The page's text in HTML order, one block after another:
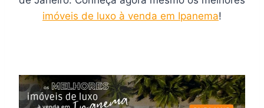
imóveis de luxo à venda em Ipanema!